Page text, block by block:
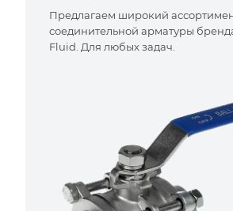
Предлагаем широкий
соединительной арматуры
Fluid. Для любых задач.